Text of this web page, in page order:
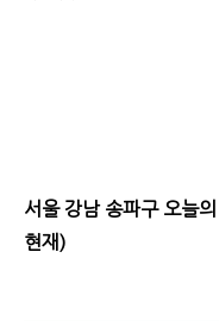
서울 강남 송파구 오늘
현재)